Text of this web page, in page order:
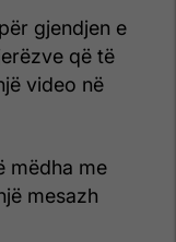
gjendjen e
që të
video në
mëdha me
mesazh